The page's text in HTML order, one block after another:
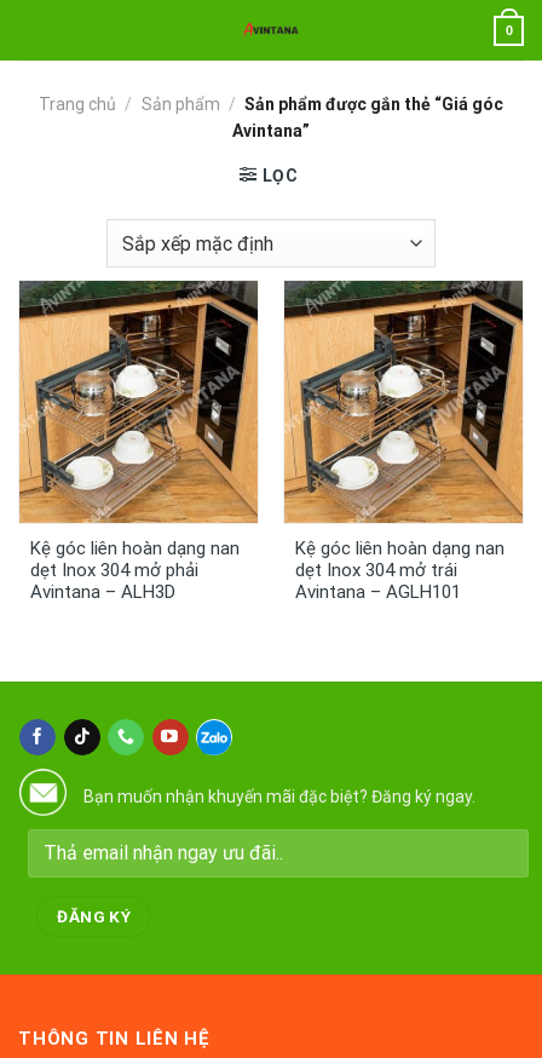
nội
0
Trang chủ / Sản phẩm / Sản phẩm được gắn thẻ “Giá góc
Avintana”
LỌC
Kệ góc liên hoàn dạng nan
dẹt Inox 304 mở phải
Avintana – ALH3D
Kệ góc liên hoàn dạng nan
dẹt Inox 304 mở trái
Avintana – AGLH101
Bạn muốn nhận khuyến mãi đặc biệt? Đăng ký ngay.
THÔNG TIN LIÊN HỆ